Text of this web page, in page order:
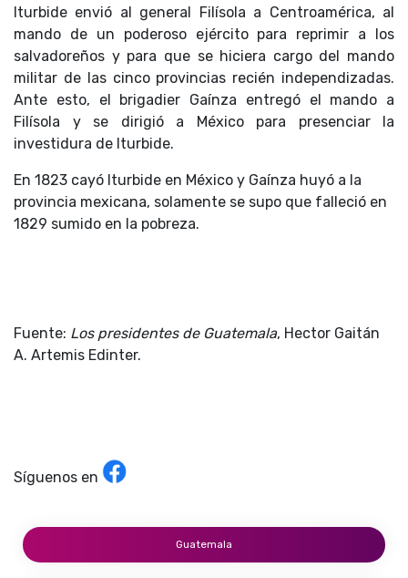
Iturbide envió al general Filísola a Centroamérica, al
mando de un poderoso ejército para reprimir a los
salvadoreños y para que se hiciera cargo del mando
militar de las cinco provincias recién independizadas.
Ante esto, el brigadier Gaínza entregó el mando a
Filísola y se dirigió a México para presenciar la
investidura de Iturbide.
En 1823 cayó Iturbide en México y Gaínza huyó a la
provincia mexicana, solamente se supo que falleció en
1829 sumido en la pobreza.
Fuente: Los presidentes de Guatemala, Hector Gaitán
A. Artemis Edinter.
Síguenos en
Guatemala